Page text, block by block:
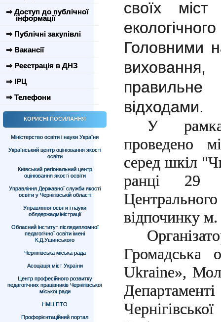
⇒ Доступ до публічної
інформації
⇒ Публічні закупівлі
⇒ Вакансії
⇒ Реєстрація в ДНЗ
⇒ ІРЦ
⇒ Телефони
КОРИСНІ ПОСИЛАННЯ
Міністерство освіти і науки України
Український центр оцінювання якості
освіти
Київський регіональний центр
оцінювання якості освіти
Управління Державної служби якості
освіти у Чернігівській області
Управління освіти і науки
облдержадміністрації
Обласний інститут післядипломної
педагогічної освіти імені
К.Д.Ушинського
Чернігівська міська рада
Асоціація міст України
Центр професійного розвитку
педагогічних працівників Чернігівської
міської ради
НМЦ ПТО
Профорієнтаційний портал
своїх
Головними
відходами.
У
проведено
серед шкіл
ранці 29
відпочинку м.
Громадська
Ukraine»,